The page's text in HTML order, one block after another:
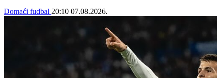
Domaći fudbal 20:10 07.08.2026.